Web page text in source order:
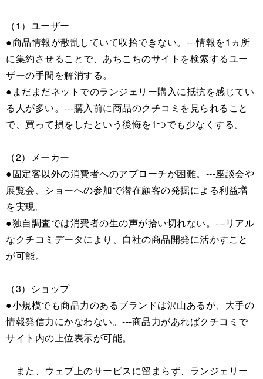
（1）ユーザー
●商品情報が散乱していて収拾できない。---情報を1ヵ所
に集約させることで、あちこちのサイトを検索するユー
ザーの手間を解消する。
●まだまだネットでのランジェリー購入に抵抗を感じてい
る人が多い。---購入前に商品のクチコミを見られること
で、買って損をしたという後悔を1つでも少なくする。
（2）メーカー
●固定客以外の消費者へのアプローチが困難。---座談会や
展覧会、ショーへの参加で潜在顧客の発掘による利益増
を実現。
●独自調査では消費者の生の声が拾い切れない。---リアル
なクチコミデータにより、自社の商品開発に活かすこと
が可能。
（3）ショップ
●小規模でも商品力のあるブランドは沢山あるが、大手の
情報発信力にかなわない。---商品力があればクチコミで
サイト内の上位表示が可能。
また、ウェブ上のサービスに留まらず、ランジェリー